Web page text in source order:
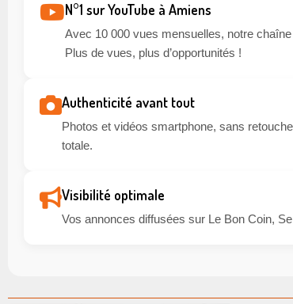
N°1 sur YouTube à Amiens
Avec 10 000 vues mensuelles, notre
Plus de vues, plus d’opportunités !
Authenticité avant tout
Photos et vidéos smartphone, sans
totale.
Visibilité optimale
Vos annonces diffusées sur Le Bon Coin,